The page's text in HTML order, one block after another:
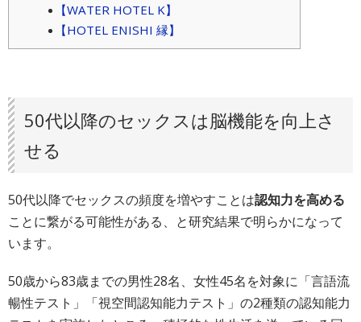
【WATER HOTEL K】
【HOTEL ENISHI 縁】
50代以降のセックスは脳機能を向上さ
せる
50代以降でセックスの頻度を増やすことは認知力を高める
ことに繋がる可能性がある、と研究結果で明らかになって
います。
50歳から83歳までの男性28名、女性45名を対象に「言語流
暢性テスト」「視空間認知能力テスト」の2種類の認知能力